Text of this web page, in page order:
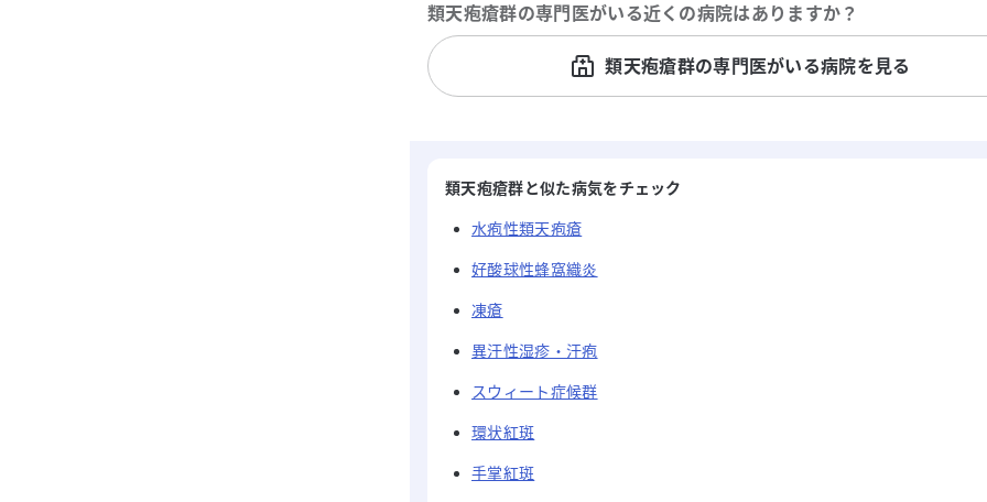
類天疱瘡群の専門医がいる近くの病院はありますか？
類天疱瘡群の専門医がいる病院を見る
類天疱瘡群と似た病気をチェック
水疱性類天疱瘡
好酸球性蜂窩織炎
凍瘡
異汗性湿疹・汗疱
スウィート症候群
環状紅斑
手掌紅斑